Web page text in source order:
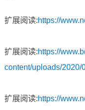
扩展阅读:https://
扩展阅读:https://
content/uploads/2020/
扩展阅读:https://